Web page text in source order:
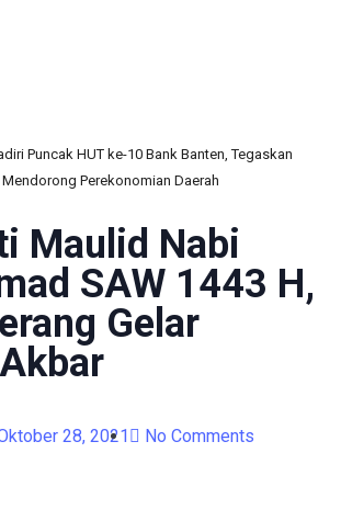
Puncak HUT ke-10 Bank Banten, Tegaskan
Perekonomian Daerah
Maulid Nabi
SAW 1443 H,
Gelar
28, 2021 No Comments